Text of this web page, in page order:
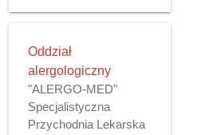
Oddział
alergologiczny
"ALERGO-MED"
Specjalistyczna
Przychodnia Lekarska